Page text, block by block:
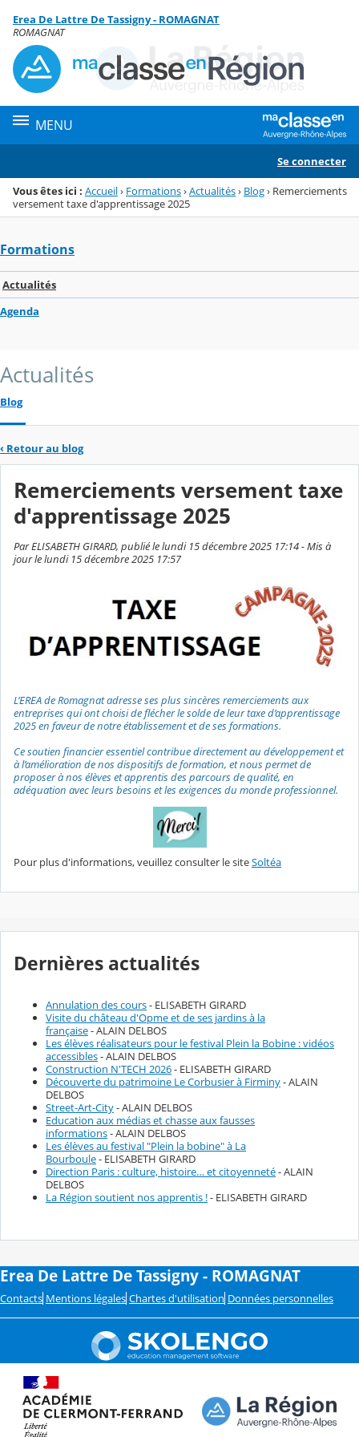
Menu de la rubrique
Contenu
Erea De Lattre De Tassigny - ROMAGNAT
ROMAGNAT
MENU
Se connecter
Vous êtes ici : Accueil› Formations›Actualités› Blog› Remerciements
versement taxe d'apprentissage 2025
Formations
Actualités
Agenda
Actualités
Blog
‹ Retour au blog
Remerciements versement taxe
d'apprentissage 2025
Par ELISABETH GIRARD, publié le lundi 15 décembre 2025 17:14 - Mis à
jour le lundi 15 décembre 2025 17:57
L’EREA de Romagnat adresse ses plus sincères remerciements aux
entreprises qui ont choisi de flécher le solde de leur taxe d’apprentissage
2025 en faveur de notre établissement et de ses formations.
Ce soutien financier essentiel contribue directement au développement et
à l’amélioration de nos dispositifs de formation, et nous permet de
proposer à nos élèves et apprentis des parcours de qualité, en
adéquation avec leurs besoins et les exigences du monde professionnel.
Pour plus d'informations, veuillez consulter le siteSoltéa
Dernières actualités
Annulation des cours- ELISABETH GIRARD
Visite du château d'Opme et de ses jardins à la
française- ALAIN DELBOS
Les élèves réalisateurs pour le festival Plein la Bobine : vidéos
accessibles- ALAIN DELBOS
Construction N'TECH 2026- ELISABETH GIRARD
Découverte du patrimoine Le Corbusier à Firminy- ALAIN
DELBOS
Street-Art-City- ALAIN DELBOS
Education aux médias et chasse aux fausses
informations- ALAIN DELBOS
Les élèves au festival "Plein la bobine" à La
Bourboule- ELISABETH GIRARD
Direction Paris : culture, histoire… et citoyenneté- ALAIN
DELBOS
La Région soutient nos apprentis !- ELISABETH GIRARD
Erea De Lattre De Tassigny - ROMAGNAT
Contacts Mentions légales Chartes d'utilisation Données personnelles